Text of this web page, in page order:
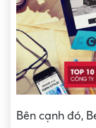
Bên cạnh đó,